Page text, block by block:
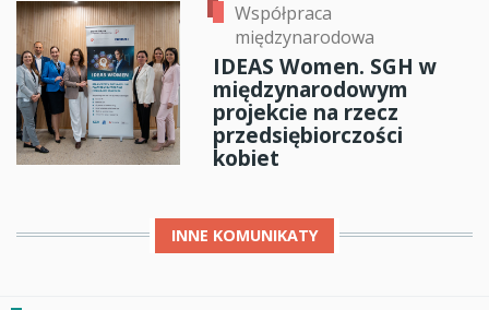
Współpraca
międzynarodowa
IDEAS Women. SGH w
międzynarodowym
projekcie na rzecz
przedsiębiorczości
kobiet
INNE KOMUNIKATY